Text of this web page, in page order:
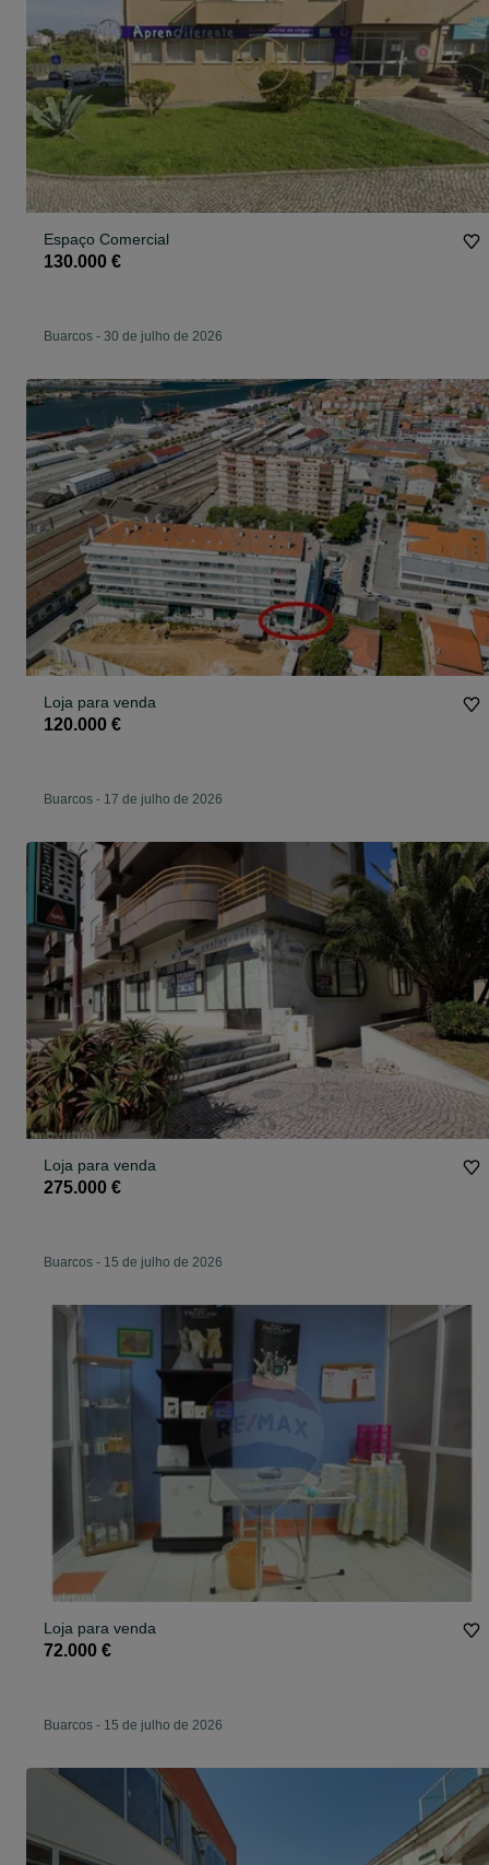
Espaço Comercial
130.000 €
Buarcos - 30 de julho de 2026
Loja para venda
120.000 €
Buarcos - 17 de julho de 2026
Loja para venda
275.000 €
Buarcos - 15 de julho de 2026
Loja para venda
72.000 €
Buarcos - 15 de julho de 2026